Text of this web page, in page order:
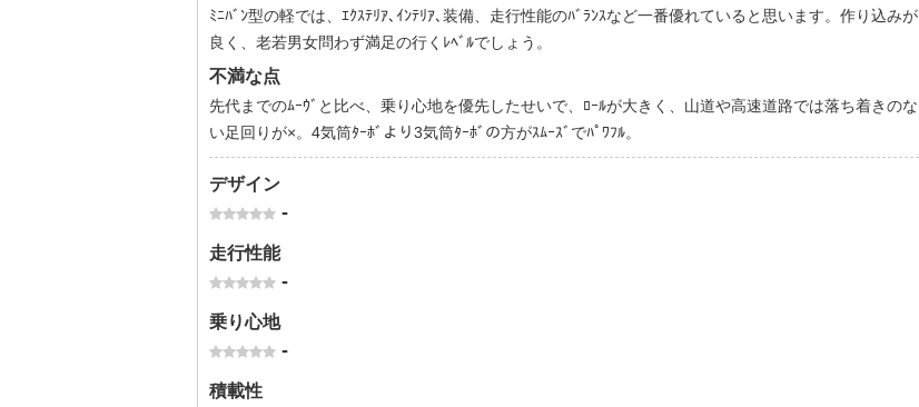
ﾐﾆﾊﾞﾝ型の軽では、ｴｸｽﾃﾘｱ､ｲﾝﾃﾘｱ､装備、走行性能のﾊﾞﾗﾝｽなど一番優れていると思います。作り込みが
良く、老若男女問わず満足の行くﾚﾍﾞﾙでしょう。
不満な点
先代までのﾑｰｳﾞと比べ、乗り心地を優先したせいで、ﾛｰﾙが大きく、山道や高速道路では落ち着きのな
い足回りが×。4気筒ﾀｰﾎﾞより3気筒ﾀｰﾎﾞの方がｽﾑｰｽﾞでﾊﾟﾜﾌﾙ。
デザイン
-
走行性能
-
乗り心地
-
積載性